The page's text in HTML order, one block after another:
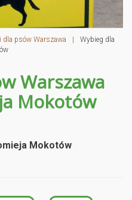
dla psów Warszawa |
Wybieg dla
Warszawa
Mokotów
Mokotów